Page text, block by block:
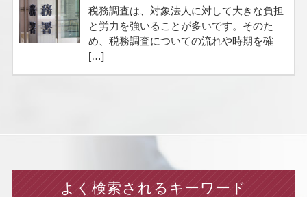
税務調査は、対象法人に対して大きな負担
と労力を強いることが多いです。そのた
め、税務調査についての流れや時期を確
[…]
よく検索されるキーワード